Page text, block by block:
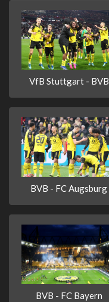
VfB Stuttgart - BVB
BVB - FC Augsburg
BVB - FC Bayern